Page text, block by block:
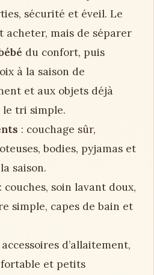
sécurité et éveil. Le
acheter, mais de séparer
du confort, puis
à la saison de
et aux objets déjà
le tri simple.
: couchage sûr,
bodies, pyjamas et
saison.
: couches, soin lavant doux,
simple, capes de bain et
d’allaitement,
et petits